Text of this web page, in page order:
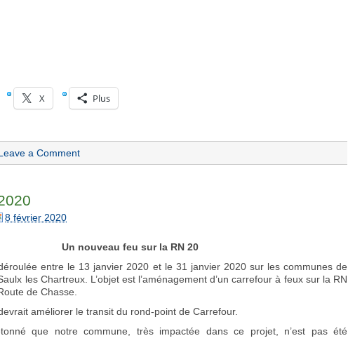
X Plus
a Comment
8 février 2020
Un nouveau feu sur la RN 20
entre le 13 janvier 2020 et le 31 janvier 2020 sur les communes de
les Chartreux. L’objet est l’aménagement d’un carrefour à feux sur la RN
de Chasse.
améliorer le transit du rond-point de Carrefour.
que notre commune, très impactée dans ce projet, n’est pas été